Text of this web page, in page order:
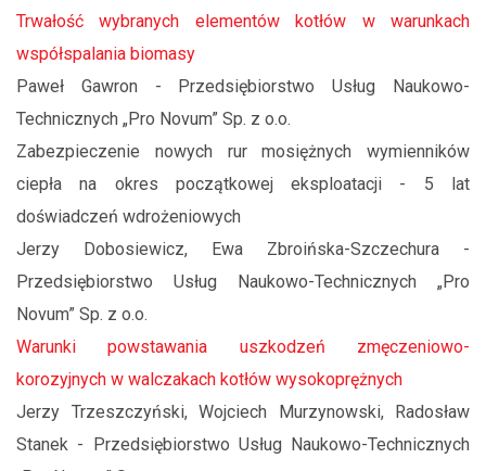
Trwałość wybranych elementów kotłów w warunkach
współspalania biomasy
Paweł Gawron - Przedsiębiorstwo Usług Naukowo-
Technicznych „Pro Novum” Sp. z o.o.
Zabezpieczenie nowych rur mosiężnych wymienników
ciepła na okres początkowej eksploatacji - 5 lat
doświadczeń wdrożeniowych
Jerzy Dobosiewicz, Ewa Zbroińska-Szczechura -
Przedsiębiorstwo Usług Naukowo-Technicznych „Pro
Novum” Sp. z o.o.
Warunki powstawania uszkodzeń zmęczeniowo-
korozyjnych w walczakach kotłów wysokoprężnych
Jerzy Trzeszczyński, Wojciech Murzynowski, Radosław
Stanek - Przedsiębiorstwo Usług Naukowo-Technicznych